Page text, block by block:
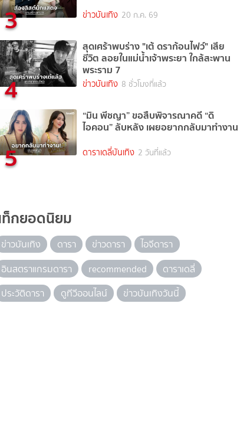
3 ข่าวบันเทิง 20 ก.ค. 69
4
สุดเศร้าพบร่าง "เต้ ดราก้อนไฟว์" เสีย
ชีวิต ลอยในแม่น้ำเจ้าพระยา ใกล้สะพาน
พระราม 7
ข่าวบันเทิง 8 ชั่วโมงที่แล้ว
5
“มิน พีชญา” ขอสืบพิจารณาคดี “ดิ
ไอคอน” ลับหลัง เผยอยากกลับมาทำงาน
ดาราเดลี่บันเทิง 2 วันที่แล้ว
กยอดนิยม
ข่าวบันเทิง ดารา ข่าวดารา
ไอจีดารา
อินสตราแกรมดารา
recommended
ดาราเดลี่
ประวัติดารา
ดูทีวีออนไลน์ ข่าวบันเทิงวันนี้